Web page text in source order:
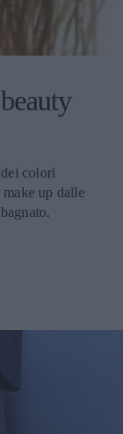
colori
up dalle